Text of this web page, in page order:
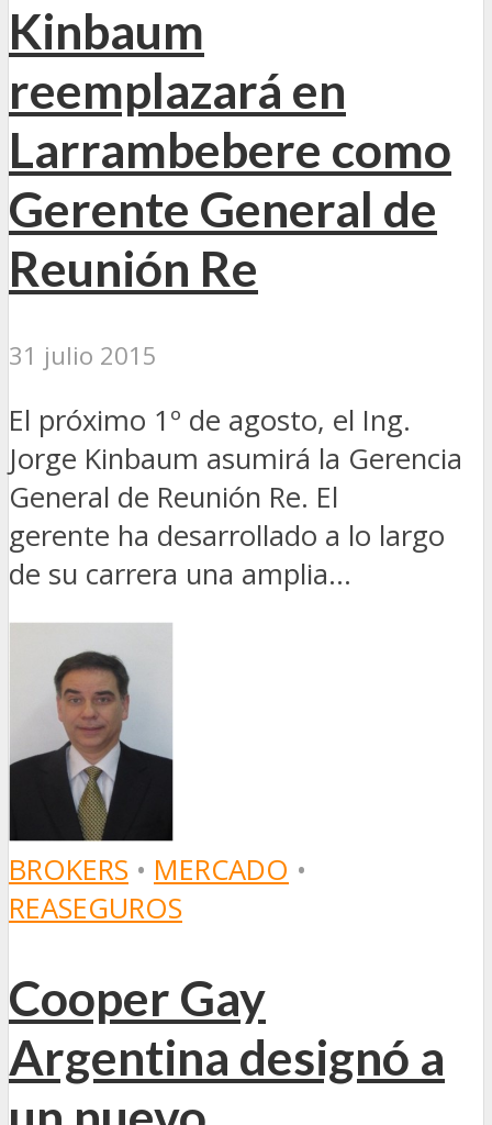
Kinbaum
reemplazará en
Larrambebere como
Gerente General de
Reunión Re
31 julio 2015
El próximo 1º de agosto, el Ing.
Jorge Kinbaum asumirá la Gerencia
General de Reunión Re. El
gerente ha desarrollado a lo largo
de su carrera una amplia...
BROKERS • MERCADO •
REASEGUROS
Cooper Gay
Argentina designó a